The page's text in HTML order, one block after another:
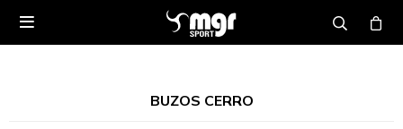

BUZOS CERRO